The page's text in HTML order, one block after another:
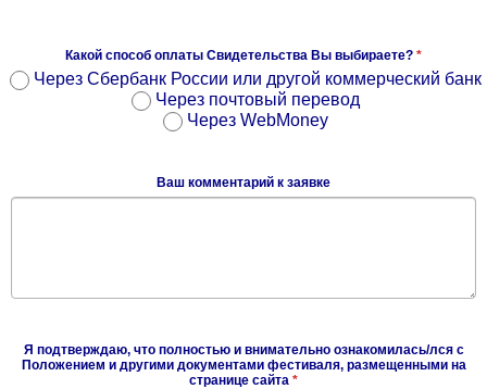
Какой способ оплаты Свидетельства Вы выбираете? *
Через Сбербанк России или другой коммерческий банк
Через почтовый перевод
Через WebMoney
Ваш комментарий к заявке
Я подтверждаю, что полностью и внимательно ознакомилась/лся с
Положением и другими документами фестиваля, размещенными на
странице сайта *